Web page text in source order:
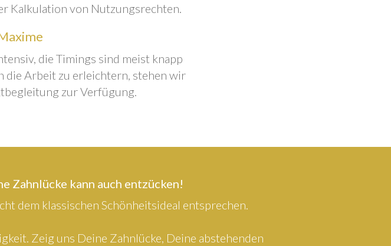
Kalkulation von Nutzungsrechten.
die Timings sind meist knapp
die Arbeit zu erleichtern, stehen wir
zur Verfügung.
Zahnlücke kann auch entzücken!
dem klassischen Schönheitsideal entsprechen.
Zeig uns Deine Zahnlücke, Deine abstehenden